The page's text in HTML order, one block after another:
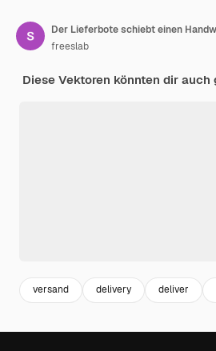
freeslab
Diese Vektoren könnten dir auch
versand delivery deliver